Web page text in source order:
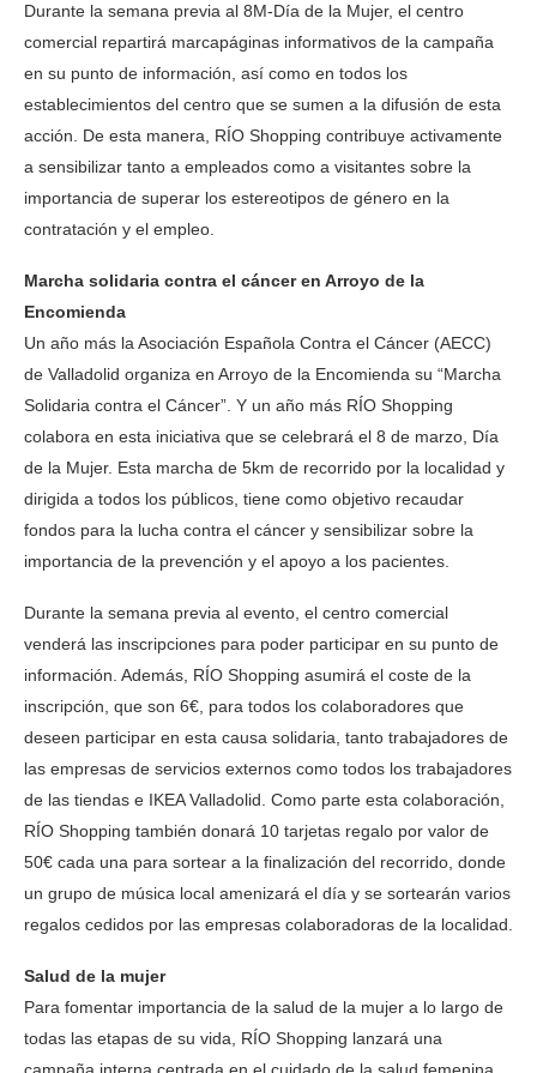
Durante la semana previa al 8M-Día de la Mujer, el centro
comercial repartirá marcapáginas informativos de la campaña
en su punto de información, así como en todos los
establecimientos del centro que se sumen a la difusión de esta
acción. De esta manera, RÍO Shopping contribuye activamente
a sensibilizar tanto a empleados como a visitantes sobre la
importancia de superar los estereotipos de género en la
contratación y el empleo.
Marcha solidaria contra el cáncer en Arroyo de la
Encomienda
Un año más la Asociación Española Contra el Cáncer (AECC)
de Valladolid organiza en Arroyo de la Encomienda su “Marcha
Solidaria contra el Cáncer”. Y un año más RÍO Shopping
colabora en esta iniciativa que se celebrará el 8 de marzo, Día
de la Mujer. Esta marcha de 5km de recorrido por la localidad y
dirigida a todos los públicos, tiene como objetivo recaudar
fondos para la lucha contra el cáncer y sensibilizar sobre la
importancia de la prevención y el apoyo a los pacientes.
Durante la semana previa al evento, el centro comercial
venderá las inscripciones para poder participar en su punto de
información. Además, RÍO Shopping asumirá el coste de la
inscripción, que son 6€, para todos los colaboradores que
deseen participar en esta causa solidaria, tanto trabajadores de
las empresas de servicios externos como todos los trabajadores
de las tiendas e IKEA Valladolid. Como parte esta colaboración,
RÍO Shopping también donará 10 tarjetas regalo por valor de
50€ cada una para sortear a la finalización del recorrido, donde
un grupo de música local amenizará el día y se sortearán varios
regalos cedidos por las empresas colaboradoras de la localidad.
Salud de la mujer
Para fomentar importancia de la salud de la mujer a lo largo de
todas las etapas de su vida, RÍO Shopping lanzará una